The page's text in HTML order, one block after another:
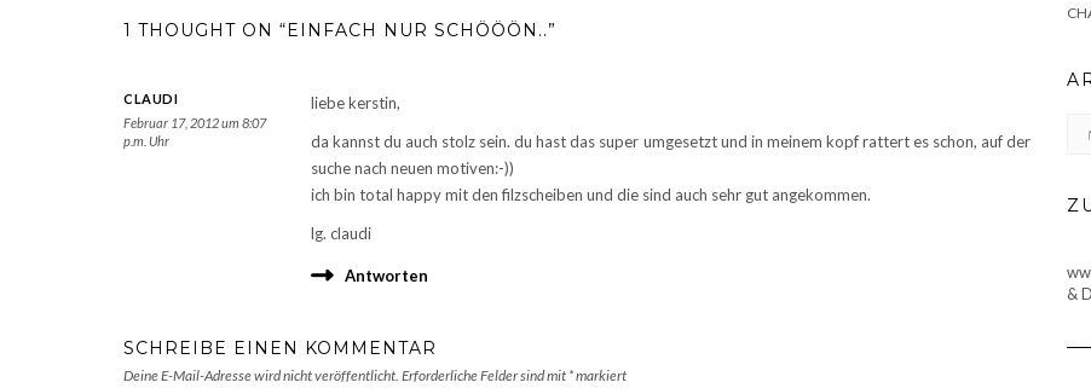
1 THOUGHT ON “EINFACH NUR SCHÖÖÖN..”
CLAUDI
Februar 17, 2012 um 8:07
p.m. Uhr
liebe kerstin,
da kannst du auch stolz sein. du hast das super umgesetzt und in meinem kopf rattert es schon, auf der
suche nach neuen motiven:-))
ich bin total happy mit den filzscheiben und die sind auch sehr gut angekommen.
lg. claudi
Antworten
SCHREIBE EINEN KOMMENTAR
Deine E-Mail-Adresse wird nicht veröffentlicht. Erforderliche Felder sind mit *markiert
&